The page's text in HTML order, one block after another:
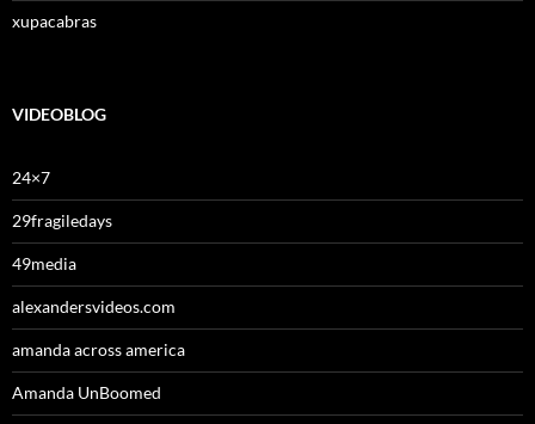
xupacabras
VIDEOBLOG
24×7
29fragiledays
49media
alexandersvideos.com
amanda across america
Amanda UnBoomed